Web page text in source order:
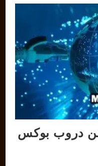
عن دروب بوكس